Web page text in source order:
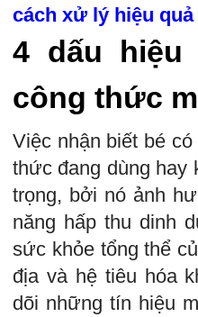
cách xử lý hiệu quả
4 dấu
công thức
Việc nhận biết bé
thức đang dùng hay
trọng, bởi nó ảnh
năng hấp thu dinh
sức khỏe tổng thể
địa và hệ tiêu hóa
dõi những tín hiệu